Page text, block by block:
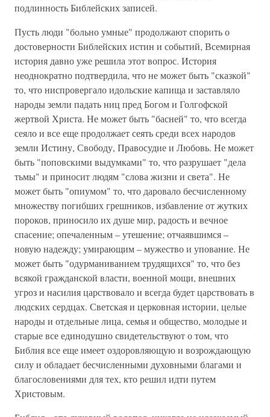
подлинность Библейских записей.
Пусть люди "больно умные" продолжают спорить о
достоверности Библейских истин и событий, Всемирная
история давно уже решила этот вопрос. История
неоднократно подтвердила, что не может быть "сказкой"
то, что ниспровергало идольские капища и заставляло
народы земли падать ниц пред Богом и Голгофской
жертвой Христа. Не может быть "басней" то, что всегда
сеяло и все еще продолжает сеять среди всех народов
земли Истину, Свободу, Правосудие и Любовь. Не может
быть "поповскими выдумками" то, что разрушает "дела
тьмы" и приносит людям "слова жизни и света". Не
может быть "опиумом" то, что даровало бесчисленному
множеству погибших грешников, избавление от жутких
пороков, приносило их душе мир, радость и вечное
спасение; опечаленным – утешение; отчаявшимся –
новую надежду; умирающим – мужество и упование. Не
может быть "одурманиванием трудящихся" то, что без
всякой гражданской власти, военной мощи, внешних
угроз и насилия царствовало и всегда будет царствовать в
людских сердцах. Светская и церковная истории, целые
народы и отдельные лица, семья и общество, молодые и
старые все единодушно свидетельствуют о том, что
Библия все еще имеет оздоровляющую и возрождающую
силу и обладает бесчисленными духовными благами и
благословениями для тех, кто решил идти путем
Христовым.